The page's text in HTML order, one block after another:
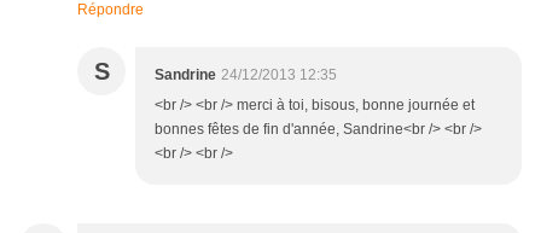
Répondre
S Sandrine 24/12/2013 12:35
<br /> <br /> merci à toi, bisous, bonne journée et
bonnes fêtes de fin d'année, Sandrine<br /> <br />
<br /> <br />